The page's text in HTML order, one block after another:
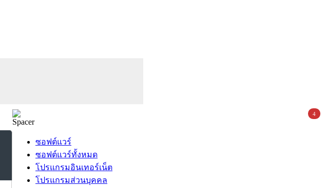
ซอฟต์แวร์
ซอฟต์แวร์ทั้งหมด
โปรแกรมอินเทอร์เน็ต
โปรแกรมส่วนบุคคล
4